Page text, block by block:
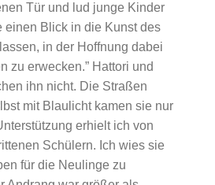
Tür und lud junge Kinder
einen Blick in die Kunst des
in der Hoffnung dabei
zu erwecken.” Hattori und
ihn nicht. Die Straßen
mit Blaulicht kamen sie nur
erhielt ich von
Schülern. Ich wies sie
für die Neulinge zu